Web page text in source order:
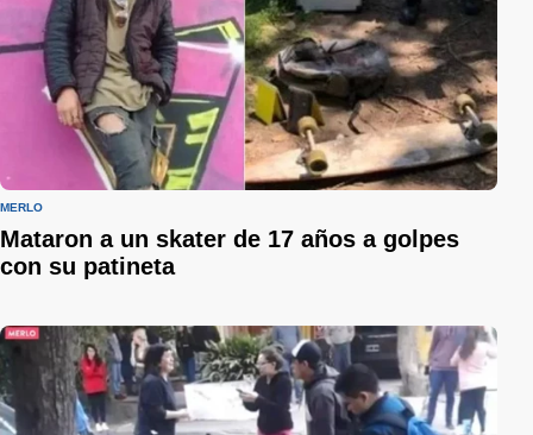
MERLO
Mataron a un skater de 17 años a golpes
con su patineta